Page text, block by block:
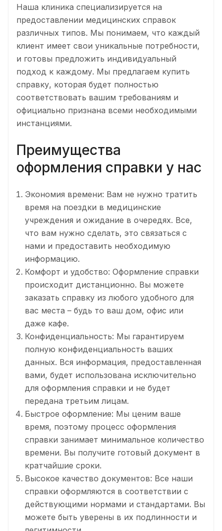
Наша клиника специализируется на
предоставлении медицинских справок
различных типов. Мы понимаем, что каждый
клиент имеет свои уникальные потребности,
и готовы предложить индивидуальный
подход к каждому. Мы предлагаем купить
справку, которая будет полностью
соответствовать вашим требованиям и
официально признана всеми необходимыми
инстанциями.
Преимущества
оформления справки у нас
Экономия времени: Вам не нужно тратить
время на поездки в медицинские
учреждения и ожидание в очередях. Все,
что вам нужно сделать, это связаться с
нами и предоставить необходимую
информацию.
Комфорт и удобство: Оформление справки
происходит дистанционно. Вы можете
заказать справку из любого удобного для
вас места – будь то ваш дом, офис или
даже кафе.
Конфиденциальность: Мы гарантируем
полную конфиденциальность ваших
данных. Вся информация, предоставленная
вами, будет использована исключительно
для оформления справки и не будет
передана третьим лицам.
Быстрое оформление: Мы ценим ваше
время, поэтому процесс оформления
справки занимает минимальное количество
времени. Вы получите готовый документ в
кратчайшие сроки.
Высокое качество документов: Все наши
справки оформляются в соответствии с
действующими нормами и стандартами. Вы
можете быть уверены в их подлинности и